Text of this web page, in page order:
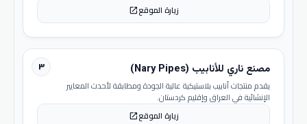
زيارة الموقعopen_in_new
٣ مصنع ناري للأنابيب (Nary Pipes)
يقدم منتجات أنابيب بلاستيكية عالية الجودة ومطابقة لأحدث المعايير
الإنشائية في العراق وإقليم كردستان.
زيارة الموقعopen_in_new